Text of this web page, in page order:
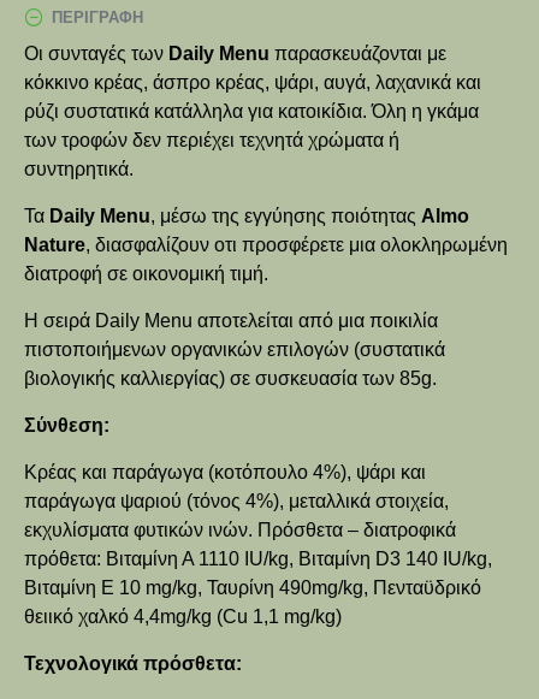
ΠΕΡΙΓΡΑΦΉ
Οι συνταγές των Daily Menu παρασκευάζονται με
κόκκινο κρέας, άσπρο κρέας, ψάρι, αυγά, λαχανικά και
ρύζι συστατικά κατάλληλα για κατοικίδια. Όλη η γκάμα
των τροφών δεν περιέχει τεχνητά χρώματα ή
συντηρητικά.
Τα Daily Menu, μέσω της εγγύησης ποιότητας Almo
Nature, διασφαλίζουν οτι προσφέρετε μια ολοκληρωμένη
διατροφή σε οικονομική τιμή.
Η σειρά Daily Menu αποτελείται από μια ποικιλία
πιστοποιήμενων οργανικών επιλογών (συστατικά
βιολογικής καλλιεργίας) σε συσκευασία των 85g.
Σύνθεση:
Κρέας και παράγωγα (κοτόπουλο 4%), ψάρι και
παράγωγα ψαριού (τόνος 4%), μεταλλικά στοιχεία,
εκχυλίσματα φυτικών ινών. Πρόσθετα – διατροφικά
πρόθετα: Βιταμίνη Α 1110 IU/kg, Βιταμίνη D3 140 IU/kg,
Βιταμίνη Ε 10 mg/kg, Ταυρίνη 490mg/kg, Πενταϋδρικό
θειικό χαλκό 4,4mg/kg (Cu 1,1 mg/kg)
Τεχνολογικά πρόσθετα: